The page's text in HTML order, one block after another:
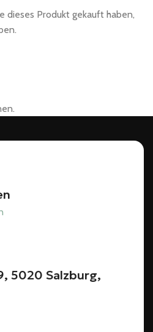
dieses Produkt gekauft haben,
5020 Salzburg,